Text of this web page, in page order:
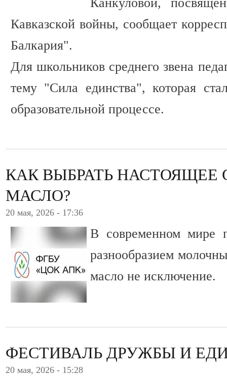
Кавказской войны, сообщает
Балкария".
Для школьников среднего звена
тему "Сила единства", которая
образовательной процессе.
КАК ВЫБРАТЬ НАСТОЯЩЕЕ
МАСЛО?
20 мая, 2026 - 17:36
В современном мире
разнообразием
масло не исключение.
ФЕСТИВАЛЬ ДРУЖБЫ И
20 мая, 2026 - 15:28